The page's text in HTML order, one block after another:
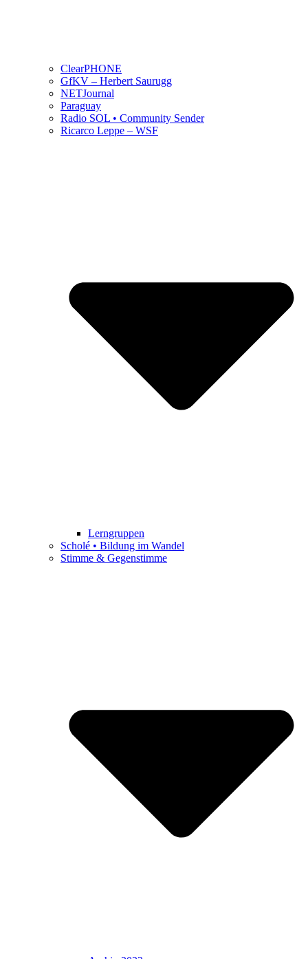
ClearPHONE
GfKV – Herbert Saurugg
NETJournal
Paraguay
Radio SOL • Community Sender
Ricarco Leppe – WSF
Lerngruppen
Scholé • Bildung im Wandel
Stimme & Gegenstimme